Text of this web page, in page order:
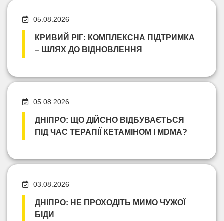
05.08.2026
КРИВИЙ РІГ: КОМПЛЕКСНА ПІДТРИМКА
– ШЛЯХ ДО ВІДНОВЛЕННЯ
05.08.2026
ДНІПРО: ЩО ДІЙСНО ВІДБУВАЄТЬСЯ
ПІД ЧАС ТЕРАПІЇ КЕТАМІНОМ І MDMA?
03.08.2026
ДНІПРО: НЕ ПРОХОДІТЬ МИМО ЧУЖОЇ
БІДИ